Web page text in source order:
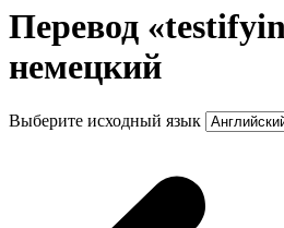
Перевод
немецкий
Выберите исходный язык